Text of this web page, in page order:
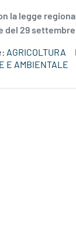
la legge
del 29
AGRICOLTURA
E AMBIENTALE